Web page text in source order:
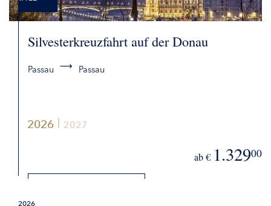
2026 2027
Silvesterkreuzfahrt auf der Donau
Passau Passau
ab € 1.32900
2026